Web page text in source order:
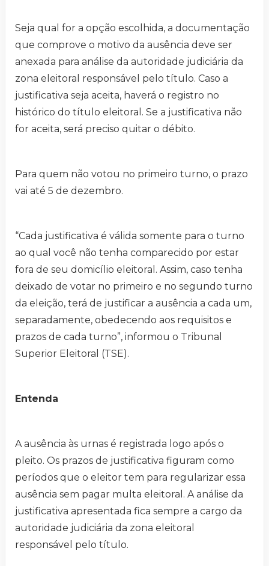
Seja qual for a opção escolhida, a documentação
que comprove o motivo da ausência deve ser
anexada para análise da autoridade judiciária da
zona eleitoral responsável pelo título. Caso a
justificativa seja aceita, haverá o registro no
histórico do título eleitoral. Se a justificativa não
for aceita, será preciso quitar o débito.
Para quem não votou no primeiro turno, o prazo
vai até 5 de dezembro.
“Cada justificativa é válida somente para o turno
ao qual você não tenha comparecido por estar
fora de seu domicílio eleitoral. Assim, caso tenha
deixado de votar no primeiro e no segundo turno
da eleição, terá de justificar a ausência a cada um,
separadamente, obedecendo aos requisitos e
prazos de cada turno”, informou o Tribunal
Superior Eleitoral (TSE).
Entenda
A ausência às urnas é registrada logo após o
pleito. Os prazos de justificativa figuram como
períodos que o eleitor tem para regularizar essa
ausência sem pagar multa eleitoral. A análise da
justificativa apresentada fica sempre a cargo da
autoridade judiciária da zona eleitoral
responsável pelo título.